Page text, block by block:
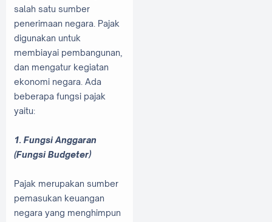
salah satu sumber
penerimaan negara. Pajak
digunakan untuk
membiayai pembangunan,
dan mengatur kegiatan
ekonomi negara. Ada
beberapa fungsi pajak
yaitu:
1. Fungsi Anggaran
(Fungsi Budgeter)
Pajak merupakan sumber
pemasukan keuangan
negara yang menghimpun